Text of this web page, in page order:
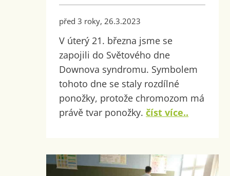
před 3 roky, 26.3.2023
V úterý 21. března jsme se
zapojili do Světového dne
Downova syndromu. Symbolem
tohoto dne se staly rozdílné
ponožky, protože chromozom má
právě tvar ponožky.číst více..